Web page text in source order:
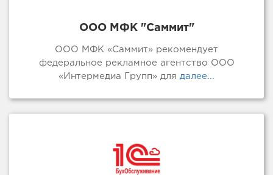
ООО МФК "Саммит"
ООО МФК «Саммит» рекомендует
федеральное рекламное агентство ООО
«Интермедиа Групп» для далее...